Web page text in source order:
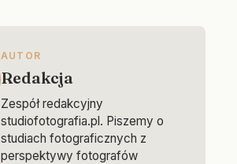
AUTOR
Redakcja
Zespół redakcyjny
studiofotografia.pl. Piszemy o
studiach fotograficznych z
perspektywy fotografów